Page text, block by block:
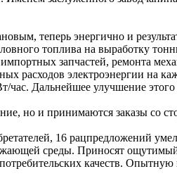
теперь энергично и
топлива на выработку
запчастей, ремонта
расходов электроэнергии на
Дальнейшее улучшение этого
но и принимаются заказы со
16 рацпредложений
среды. Приносят
качеств.